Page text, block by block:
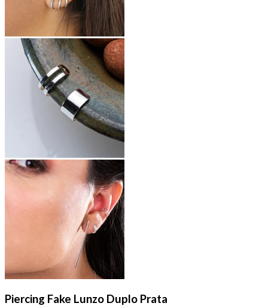
Piercing Fake Lunzo Duplo Prata